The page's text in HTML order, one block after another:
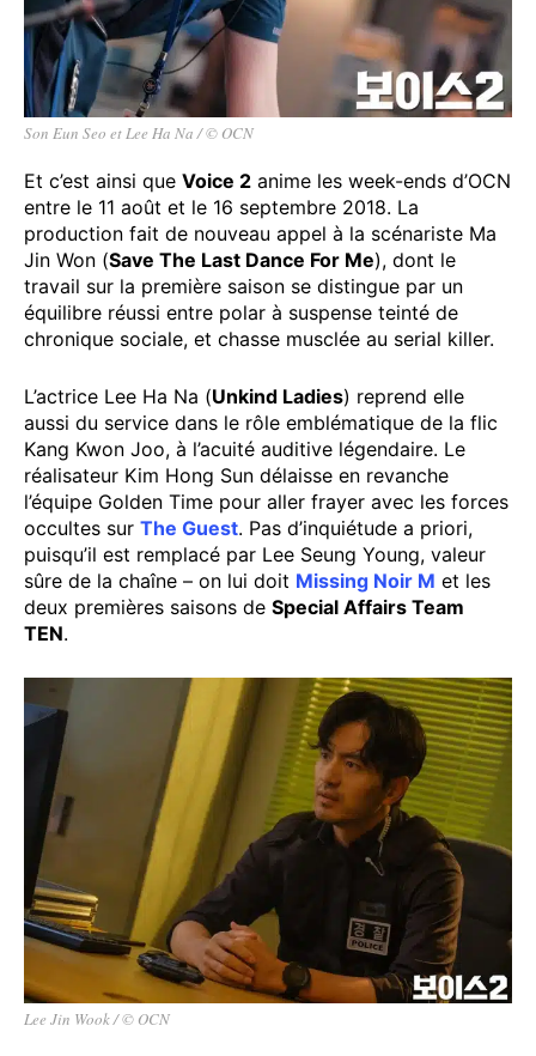
Son Eun Seo et Lee Ha Na / © OCN
Et c’est ainsi que Voice 2 anime les week-ends d’OCN
entre le 11 août et le 16 septembre 2018. La
production fait de nouveau appel à la scénariste Ma
Jin Won (Save The Last Dance For Me), dont le
travail sur la première saison se distingue par un
équilibre réussi entre polar à suspense teinté de
chronique sociale, et chasse musclée au serial killer.
L’actrice Lee Ha Na (Unkind Ladies) reprend elle
aussi du service dans le rôle emblématique de la flic
Kang Kwon Joo, à l’acuité auditive légendaire. Le
réalisateur Kim Hong Sun délaisse en revanche
l’équipe Golden Time pour aller frayer avec les forces
occultes sur The Guest. Pas d’inquiétude a priori,
puisqu’il est remplacé par Lee Seung Young, valeur
sûre de la chaîne – on lui doit Missing Noir M et les
deux premières saisons de Special Affairs Team
TEN.
Lee Jin Wook / © OCN